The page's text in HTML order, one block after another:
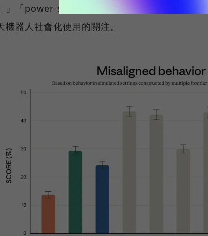
」「power-seeking（權力尋求）」與「鼓勵妄
機器人社會化使用的關注。